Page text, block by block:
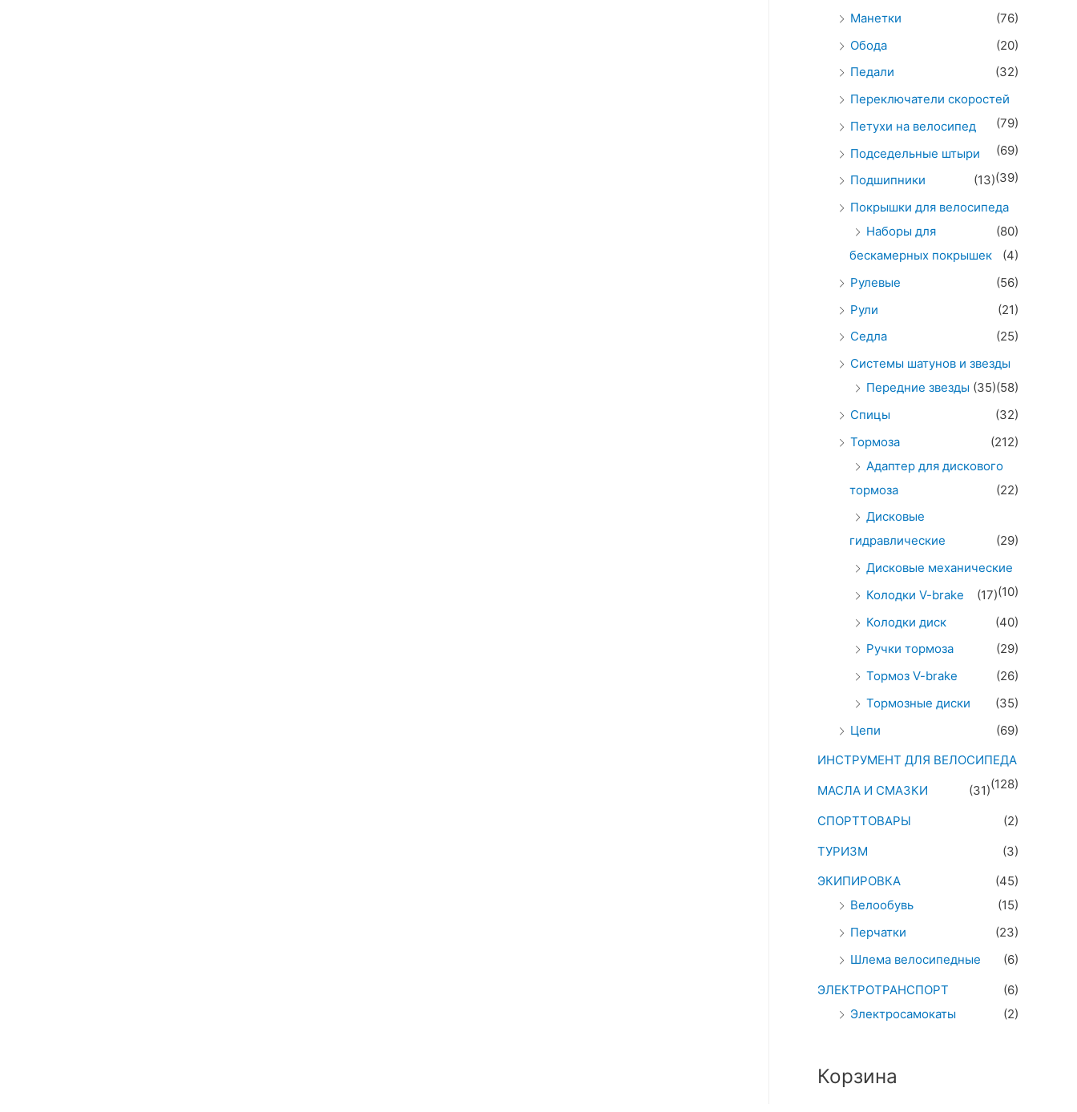
Манетки
(76)
Обода
(20)
Педали
(32)
Переключатели скоростей
(79)
Петухи на велосипед
(69)
Подседельные штыри
(39)
Подшипники
(13)
Покрышки для велосипеда
(80)
Наборы для
бескамерных покрышек
(4)
Рулевые
(56)
Рули
(21)
Седла
(25)
Системы шатунов и звезды
(58)
Передние звезды (35)
Спицы
(32)
Тормоза
(212)
Адаптер для дискового
тормоза
(22)
Дисковые
гидравлические
(29)
Дисковые механические
(10)
Колодки V-brake
(17)
Колодки диск
(40)
Ручки тормоза
(29)
Тормоз V-brake
(26)
Тормозные диски
(35)
Цепи
(69)
ИНСТРУМЕНТ ДЛЯ ВЕЛОСИПЕДА
(128)
МАСЛА И СМАЗКИ
(31)
СПОРТТОВАРЫ
(2)
ТУРИЗМ
(3)
ЭКИПИРОВКА
(45)
Велообувь
(15)
Перчатки
(23)
Шлема велосипедные
(6)
ЭЛЕКТРОТРАНСПОРТ
(6)
Электросамокаты
(2)
Корзина